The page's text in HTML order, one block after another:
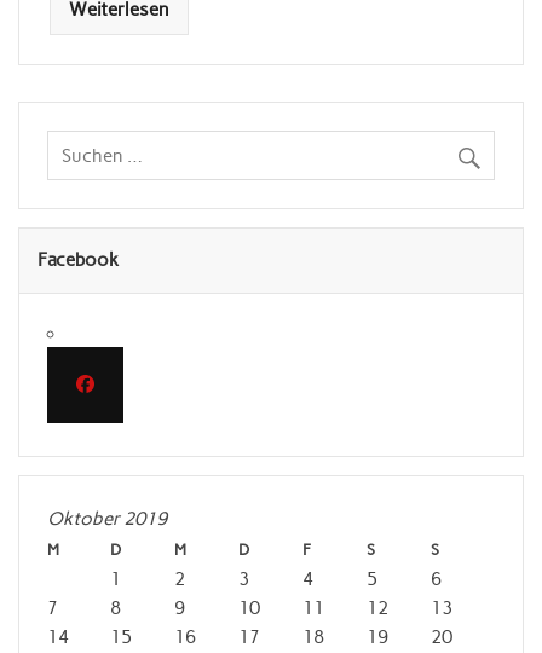
Weiterlesen
Facebook
Oktober 2019
M D M D F S S
1 2 3 4 5
6
7
8 9 10 11 12
13
14
15 16 17 18 19
20